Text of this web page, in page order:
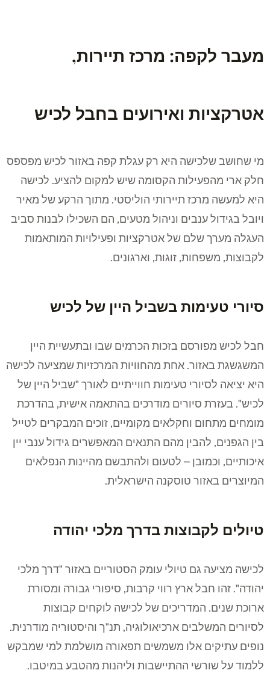
מעבר לקפה: מרכז תיירות,
אטרקציות ואירועים בחבל לכיש
מי שחושב שלכישה היא רק עגלת קפה באזור לכיש מפספס
חלק ארי מהפעילות הקסומה שיש למקום להציע. לכישה
היא למעשה מרכז תיירותי הוליסטי. מתוך הרקע של מאיר
ויובל בגידול ענבים וניהול מטעים, הם השכילו לבנות סביב
העגלה מערך שלם של אטרקציות ופעילויות המותאמות
לקבוצות, משפחות, זוגות, וארגונים.
סיורי טעימות בשביל היין של לכיש
חבל לכיש מפורסם בזכות הכרמים שבו ובתעשיית היין
המשגשגת באזור. אחת מהחוויות המרכזיות שמציעה לכישה
היא יציאה לסיורי טעימות חווייתיים לאורך "שביל היין של
לכיש". בעזרת סיורים מודרכים בהתאמה אישית, בהדרכת
מומחים מתחום וחקלאים מקומיים, זוכים המבקרים לטייל
בין הגפנים, להבין מהם התנאים המאפשרים גידול ענבי יין
איכותיים, וכמובן – לטעום ולהתבשם מהיינות הנפלאים
המיוצרים באזור טוסקנה הישראלית.
טיולים לקבוצות בדרך מלכי יהודה
לכישה מציעה גם טיולי עומק הסטוריים באזור "דרך מלכי
יהודה". זהו חבל ארץ רווי קרבות, סיפורי גבורה ומסורת
ארוכת שנים. המדריכים של לכישה לוקחים קבוצות
לסיורים המשלבים ארכיאולוגיה, תנ"ך והיסטוריה מודרנית.
נופים עתיקים אלו משמשים תפאורה מושלמת למי שמבקש
ללמוד על שורשי ההתיישבות וליהנות מהטבע במיטבו.